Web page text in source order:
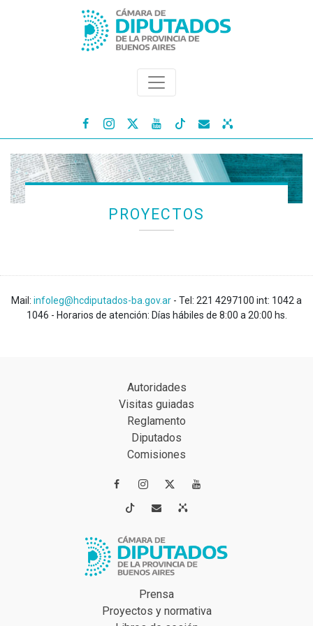
   
PROYECTOS
Mail: infoleg@hcdiputados-ba.gov.ar - Tel: 221 4297100 int: 1042 a
1046 - Horarios de atención: Días hábiles de 8:00 a 20:00 hs.
Autoridades
Visitas guiadas
Reglamento
Diputados
Comisiones
 
 
Prensa
Proyectos y normativa